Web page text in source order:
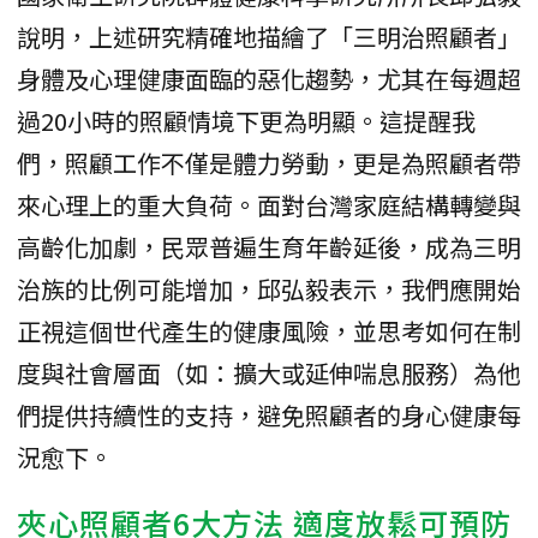
說明，上述研究精確地描繪了「三明治照顧者」
身體及心理健康面臨的惡化趨勢，尤其在每週超
過20小時的照顧情境下更為明顯。這提醒我
們，照顧工作不僅是體力勞動，更是為照顧者帶
來心理上的重大負荷。面對台灣家庭結構轉變與
高齡化加劇，民眾普遍生育年齡延後，成為三明
治族的比例可能增加，邱弘毅表示，我們應開始
正視這個世代產生的健康風險，並思考如何在制
度與社會層面（如：擴大或延伸喘息服務）為他
們提供持續性的支持，避免照顧者的身心健康每
況愈下。
夾心照顧者6大方法 適度放鬆可預防